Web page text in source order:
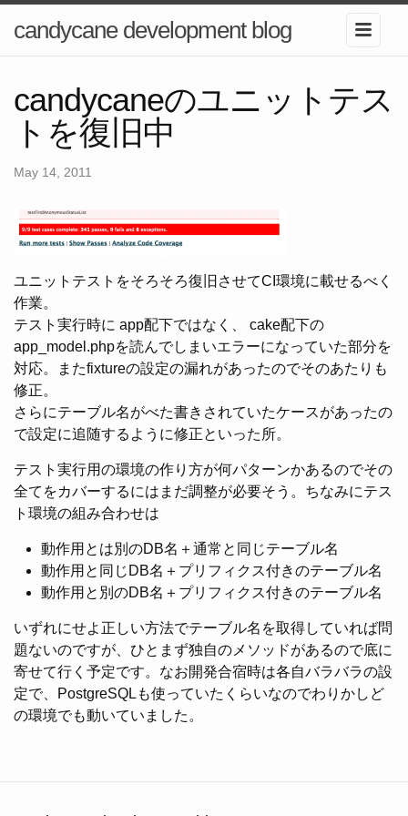
candycane development blog
candycaneのユニットテス
トを復旧中
May 14, 2011
ユニットテストをそろそろ復旧させてCI環境に載せるべく
作業。
テスト実行時に app配下ではなく、 cake配下の
app_model.phpを読んでしまいエラーになっていた部分を
対応。またfixtureの設定の漏れがあったのでそのあたりも
修正。
さらにテーブル名がべた書きされていたケースがあったの
で設定に追随するように修正といった所。
テスト実行用の環境の作り方が何パターンかあるのでその
全てをカバーするにはまだ調整が必要そう。ちなみにテス
ト環境の組み合わせは
動作用とは別のDB名＋通常と同じテーブル名
動作用と同じDB名＋プリフィクス付きのテーブル名
動作用と別のDB名＋プリフィクス付きのテーブル名
いずれにせよ正しい方法でテーブル名を取得していれば問
題ないのですが、ひとまず独自のメソッドがあるので底に
寄せて行く予定です。なお開発合宿時は各自バラバラの設
定で、PostgreSQLも使っていたくらいなのでわりかしど
の環境でも動いていました。